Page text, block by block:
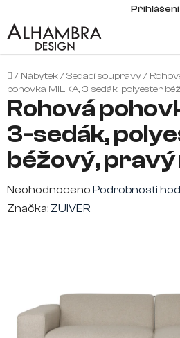
na
obsah
Přihlášení
Domů
/ Nábytek/Sedací soupravy/
pohovka MILKA, 3-sedák, polyester
Rohová
3-sedák,
béžový, pravý
Průměrné
hodnocení
hvězdiček.
Neohodnoceno Podrobnosti
Značka: ZUIVER